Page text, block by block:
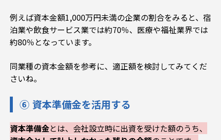
例えば資本金額1,000万円未満の企業の割合をみると、宿
泊業や飲食サービス業では約70％、医療や福祉業界では
約80％となっています。
同業種の資本金額を参考に、適正額を検討してみてくだ
さいね。
⑥ 資本準備金を活用する
資本準備金とは、会社設立時に出資を受けた額のうち、